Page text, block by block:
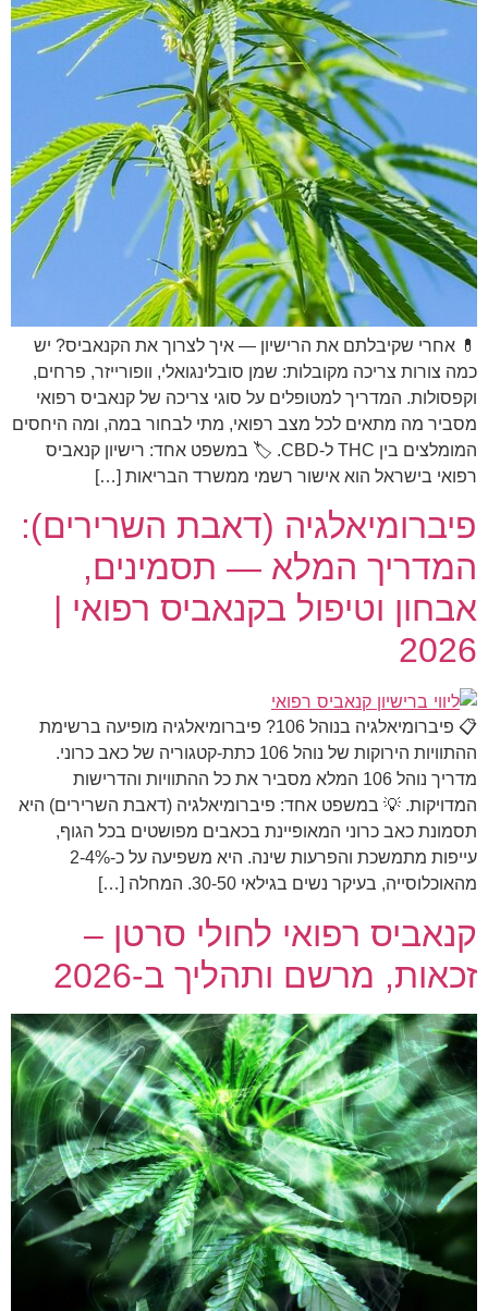
💊 אחרי שקיבלתם את הרישיון — איך לצרוך את הקנאביס? יש
כמה צורות צריכה מקובלות: שמן סובלינגואלי, וופורייזר, פרחים,
וקפסולות. המדריך למטופלים על סוגי צריכה של קנאביס רפואי
מסביר מה מתאים לכל מצב רפואי, מתי לבחור במה, ומה היחסים
המומלצים בין THC ל-CBD. 🏷️ במשפט אחד: רישיון קנאביס
רפואי בישראל הוא אישור רשמי ממשרד הבריאות […]
פיברומיאלגיה (דאבת השרירים):
המדריך המלא — תסמינים,
אבחון וטיפול בקנאביס רפואי |
2026
📋 פיברומיאלגיה בנוהל 106? פיברומיאלגיה מופיעה ברשימת
ההתוויות הירוקות של נוהל 106 כתת-קטגוריה של כאב כרוני.
מדריך נוהל 106 המלא מסביר את כל ההתוויות והדרישות
המדויקות. 💡 במשפט אחד: פיברומיאלגיה (דאבת השרירים) היא
תסמונת כאב כרוני המאופיינת בכאבים מפושטים בכל הגוף,
עייפות מתמשכת והפרעות שינה. היא משפיעה על כ-2-4%
מהאוכלוסייה, בעיקר נשים בגילאי 30-50. המחלה […]
קנאביס רפואי לחולי סרטן –
זכאות, מרשם ותהליך ב-2026